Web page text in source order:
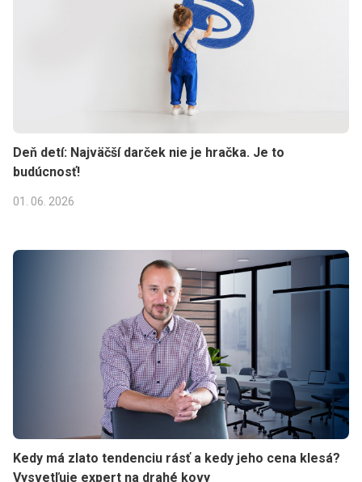
Deň detí: Najväčší darček nie je hračka. Je to
budúcnosť!
01. 06. 2026
Kedy má zlato tendenciu rásť a kedy jeho cena klesá?
Vysvetľuje expert na drahé kovy